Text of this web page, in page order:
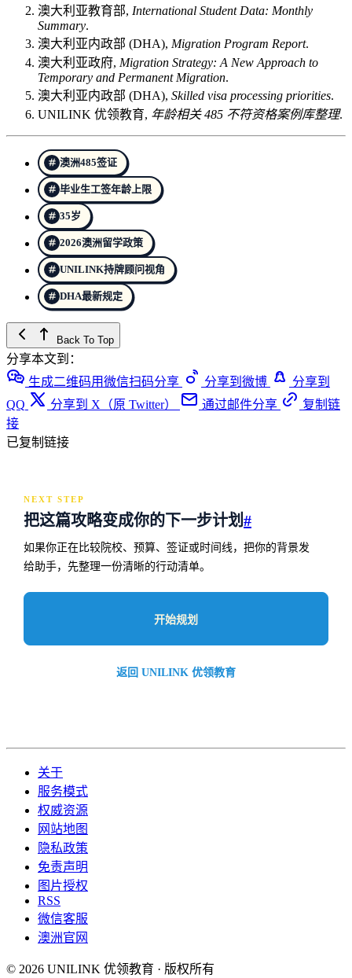
澳大利亚教育部, International Student Data: Monthly
Summary.
澳大利亚内政部 (DHA), Migration Program Report.
澳大利亚政府, Migration Strategy: A New Approach to
Temporary and Permanent Migration.
澳大利亚内政部 (DHA), Skilled visa processing priorities.
UNILINK 优领教育, 年龄相关 485 不符资格案例库整理.
澳洲485签证
毕业生工签年龄上限
35岁
2026澳洲留学政策
UNILINK持牌顾问视角
DHA最新规定
Back To Top
分享本文到：
生成二维码用微信扫码分享
分享到微博
分享到
QQ
分享到 X（原 Twitter） 通过邮件分享
复制链
接
已复制链接
NEXT STEP
把这篇攻略变成你的下一步计划#
如果你正在比较院校、预算、签证或时间线，把你的背景发
给助手，先整理一份清晰的行动清单。
开始规划
返回 UNILINK 优领教育
关于
服务模式
权威资源
网站地图
隐私政策
免责声明
图片授权
RSS
微信客服
澳洲官网
© 2026 UNILINK 优领教育 · 版权所有